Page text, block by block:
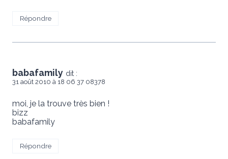
Répondre
babafamily dit :
31 août 2010 à 18 06 37 08378
moi, je la trouve très bien !
bizz
babafamily
Répondre